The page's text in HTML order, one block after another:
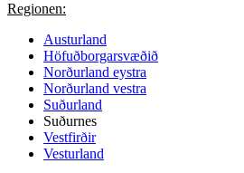
Regionen:
Austurland
Höfuðborgarsvæðið
Norðurland eystra
Norðurland vestra
Suðurland
Suðurnes
Vestfirðir
Vesturland